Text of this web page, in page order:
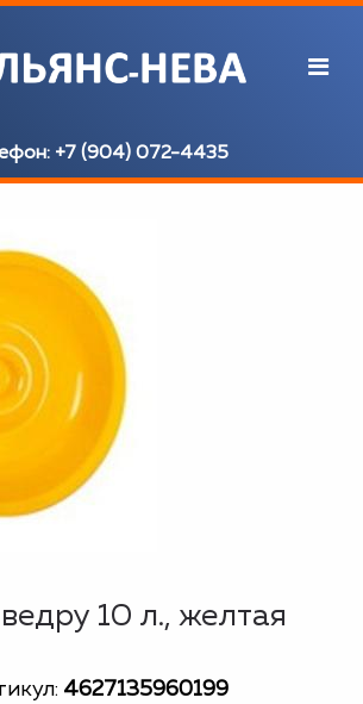
+7 (904) 072-4435
10 л., желтая
4627135960199